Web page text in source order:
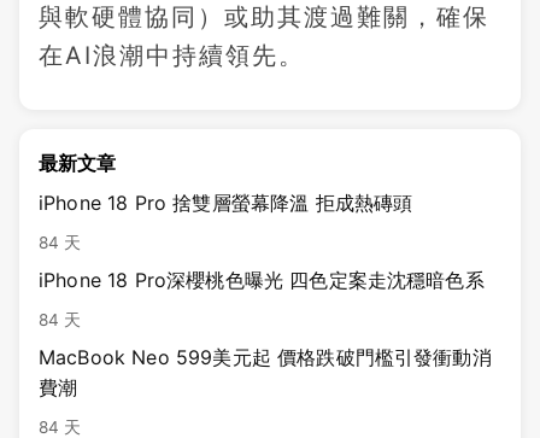
與軟硬體協同）或助其渡過難關，確保
在AI浪潮中持續領先。
最新文章
iPhone 18 Pro 捨雙層螢幕降溫 拒成熱磚頭
84 天
iPhone 18 Pro深櫻桃色曝光 四色定案走沈穩暗色系
84 天
MacBook Neo 599美元起 價格跌破門檻引發衝動消
費潮
84 天